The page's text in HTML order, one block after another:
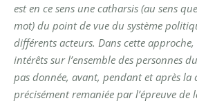
est en ce sens une catharsis (au sens
mot) du point de vue du système
différents acteurs. Dans cette
intérêts sur l’ensemble des personnes
pas donnée, avant, pendant et après la
précisément remaniée par l’épreuve de